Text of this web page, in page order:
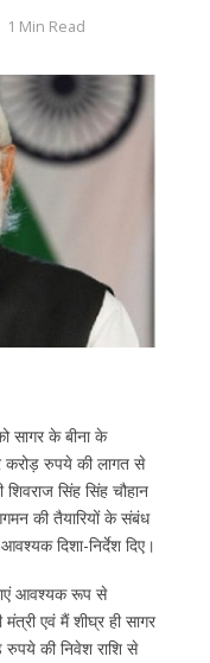
1 Min Read
सागर के बीना के
करोड़ रुपये की लागत से
सिंह सिंह चौहान
की तैयारियों के संबंध
दिशा-निर्देश दिए।
आवश्यक रूप से
एवं मैं शीघ्र ही सागर
की निवेश राशि से